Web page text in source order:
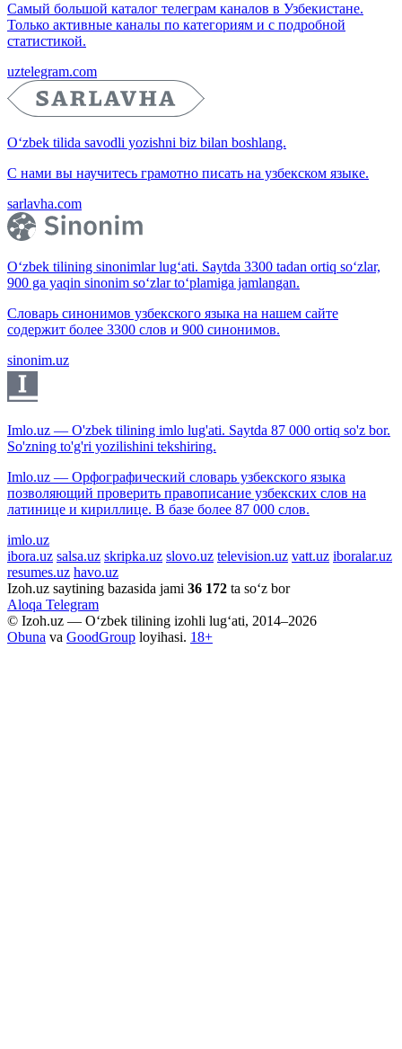
Самый большой каталог телеграм каналов в Узбекистане.
Только активные каналы по категориям и с подробной
статистикой.
uztelegram.com
O‘zbek tilida savodli yozishni biz bilan boshlang.
С нами вы научитесь грамотно писать на узбекском языке.
sarlavha.com
O‘zbek tilining sinonimlar lug‘ati. Saytda 3300 tadan ortiq so‘zlar,
900 ga yaqin sinonim so‘zlar to‘plamiga jamlangan.
Словарь синонимов узбекского языка на нашем сайте
содержит более 3300 слов и 900 синонимов.
sinonim.uz
Imlo.uz — O'zbek tilining imlo lug'ati. Saytda 87 000 ortiq so'z bor.
So'zning to'g'ri yozilishini tekshiring.
Imlo.uz — Орфографический словарь узбекского языка
позволяющий проверить правописание узбекских слов на
латинице и кириллице. В базе более 87 000 слов.
imlo.uz
ibora.uz salsa.uz skripka.uz slovo.uz television.uz vatt.uz iboralar.uz
resumes.uz havo.uz
Izoh.uz saytining bazasida jami 36 172 ta so‘z bor
Aloqa Telegram
© Izoh.uz — O‘zbek tilining izohli lug‘ati, 2014–2026
Obuna va GoodGroup loyihasi. 18+